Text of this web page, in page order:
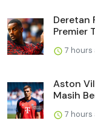
Deretan
Premier
7 hours
Aston
Masih
7 hours